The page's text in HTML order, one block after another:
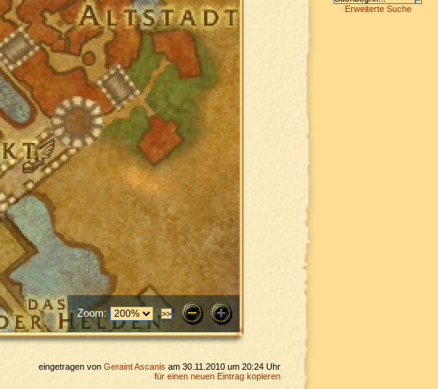
Zoom:
eingetragen von Geraint Ascanis am 30.11.2010 um 20:24 Uhr
für einen neuen Eintrag kopieren
Erweiterte Suche